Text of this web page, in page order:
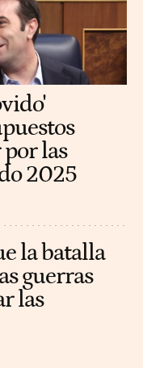
las
2025
la batalla
guerras
las